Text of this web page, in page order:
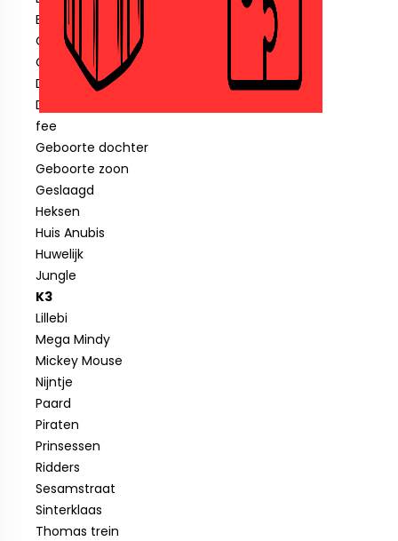
Blauwe piraat
Cars
Clown
Diverse feestartikelen
Donald Duck
fee
Geboorte dochter
Geboorte zoon
Geslaagd
Heksen
Huis Anubis
Huwelijk
Jungle
K3
Lillebi
Mega Mindy
Mickey Mouse
Nijntje
Paard
Piraten
Prinsessen
Ridders
Sesamstraat
Sinterklaas
Thomas trein